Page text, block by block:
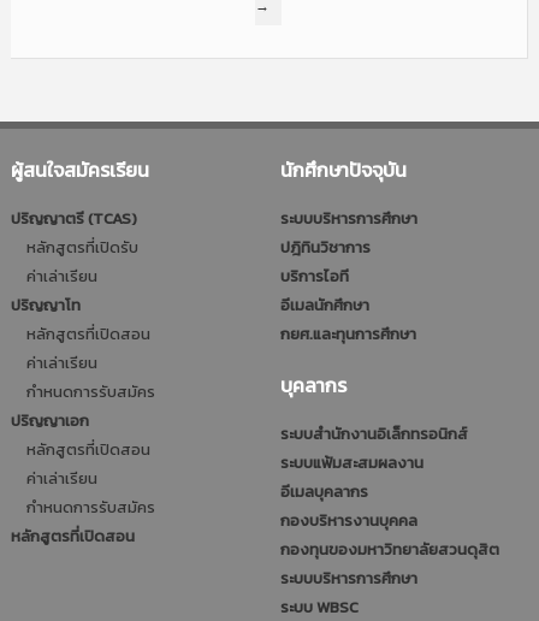
→
ผู้สนใจสมัครเรียน
ปริญญาตรี (TCAS)
หลักสูตรที่เปิดรับ
ค่าเล่าเรียน
ปริญญาโท
หลักสูตรที่เปิดสอน
ค่าเล่าเรียน
กำหนดการรับสมัคร
ปริญญาเอก
หลักสูตรที่เปิดสอน
ค่าเล่าเรียน
กำหนดการรับสมัคร
หลักสูตรที่เปิดสอน
นักศึกษาปัจจุบัน
ระบบบริหารการศึกษา
ปฎิทินวิชาการ
บริการไอที
อีเมลนักศึกษา
กยศ.และทุนการศึกษา
บุคลากร
ระบบสำนักงานอิเล็กทรอนิกส์
ระบบแฟ้มสะสมผลงาน
อีเมลบุคลากร
กองบริหารงานบุคคล
กองทุนของมหาวิทยาลัยสวนดุสิต
ระบบบริหารการศึกษา
ระบบ WBSC